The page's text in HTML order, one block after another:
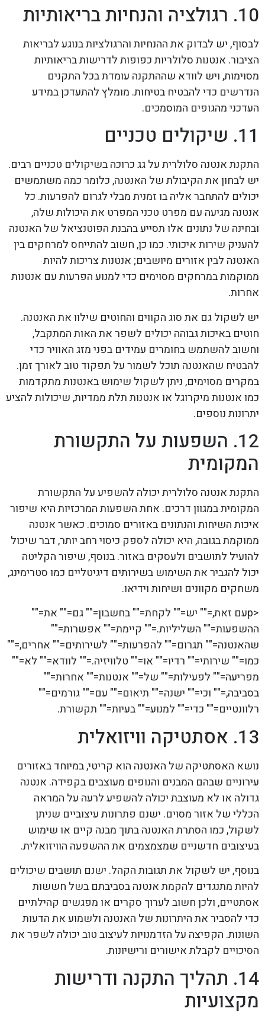
10. רגולציה והנחיות בריאותיות
לבסוף, יש לבדוק את ההנחיות והרגולציות בנוגע לבריאות
הציבור. אנטנות סלולריות כפופות לדרישות בריאותיות
מסוימות, ויש לוודא שההתקנה עומדת בכל התקנים
הנדרשים כדי להבטיח בטיחות. מומלץ להתעדכן במידע
העדכני מהגופים המוסמכים.
11. שיקולים טכניים
התקנת אנטנה סלולרית על גג כרוכה בשיקולים טכניים רבים.
יש לבחון את הקיבולת של האנטנה, כלומר כמה משתמשים
יכולים להתחבר אליה בו זמנית מבלי לגרום להפרעות. כל
אנטנה מגיעה עם מפרט טכני המפרט את היכולות שלה,
ובחינה של נתונים אלו תסייע בהבנת הפוטנציאל של האנטנה
להעניק שירות איכותי. כמו כן, חשוב להתייחס למרחקים בין
האנטנה לבין אזורים מיושבים; אנטנות צריכות להיות
ממוקמות במרחקים מסוימים כדי למנוע הפרעות עם אנטנות
אחרות.
יש לשקול גם את סוג הקווים והחוטים שילוו את האנטנה.
חוטים באיכות גבוהה יכולים לשפר את האות המתקבל,
וחשוב להשתמש בחומרים עמידים בפני מזג האוויר כדי
להבטיח שהאנטנה תוכל לשמור על תפקוד טוב לאורך זמן.
במקרים מסוימים, ניתן לשקול שימוש באנטנות מתקדמות
כמו אנטנות מיקרוגל או אנטנות תלת ממדיות, שיכולות להציע
יתרונות נוספים.
12. השפעות על התקשורת
המקומית
התקנת אנטנה סלולרית יכולה להשפיע על התקשורת
המקומית במגוון דרכים. אחת השפעות המרכזיות היא שיפור
איכות השיחות והנתונים באזורים סמוכים. כאשר אנטנה
ממוקמת בגובה, היא יכולה לספק כיסוי רחב יותר, דבר שיכול
להועיל לתושבים ולעסקים באזור. בנוסף, שיפור הקליטה
יכול להגביר את השימוש בשירותים דיגיטליים כמו סטרימינג,
משחקים מקוונים ושיחות וידיאו.
<pעם זאת,="" יש="" לקחת="" בחשבון="" גם="" את=""
ההשפעות="" השליליות.="" קיימת="" אפשרות=""
שהאנטנה="" תגרום="" להפרעות="" לשירותים="" אחרים,=""
כמו="" שירותי="" רדיו="" או="" טלוויזיה.="" לוודא="" לא=""
מפריעה="" לפעילות="" של="" אנטנות="" אחרות=""
בסביבה,="" וכי="" ישנה="" תיאום="" עם="" גורמים=""
רלוונטיים="" כדי="" למנוע="" בעיות="" תקשורת.
13. אסתטיקה וויזואלית
נושא האסתטיקה של האנטנה הוא קריטי, במיוחד באזורים
עירוניים שבהם המבנים והנופים מעוצבים בקפידה. אנטנה
גדולה או לא מעוצבת יכולה להשפיע לרעה על המראה
הכללי של אזור מסוים. ישנם פתרונות עיצוביים שניתן
לשקול, כמו הסתרת האנטנה בתוך מבנה קיים או שימוש
בעיצובים חדשניים שמצמצמים את ההשפעה הוויזואלית.
בנוסף, יש לשקול את תגובות הקהל. ישנם תושבים שיכולים
להיות מתנגדים להקמת אנטנה בסביבתם בשל חששות
אסתטיים, ולכן חשוב לערוך סקרים או מפגשים קהילתיים
כדי להסביר את היתרונות של האנטנה ולשמוע את הדעות
השונות. הקפיצה על הזדמנויות לעיצוב טוב יכולה לשפר את
הסיכויים לקבלת אישורים ורישיונות.
14. תהליך התקנה ודרישות
מקצועיות